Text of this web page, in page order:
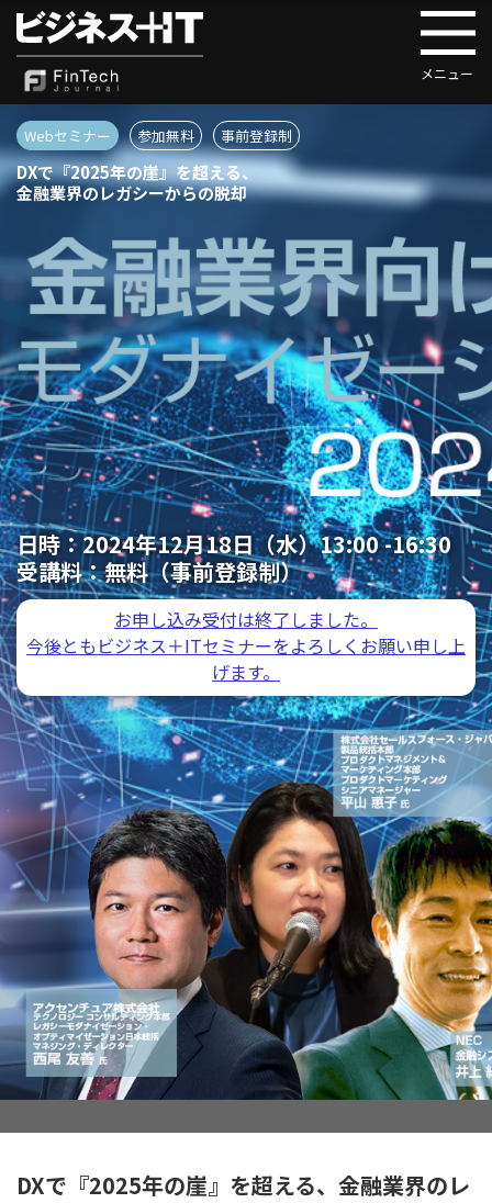
Webセミナー 参加無料 事前登録制
DXで『2025年の崖』を超える、
金融業界のレガシーからの脱却
日時：2024年12月18日（水）13:00 -16:30
受講料：無料（事前登録制）
お申し込み受付は終了しました。
今後ともビジネス＋ITセミナーをよろしくお願い申し上
げます。
DXで『2025年の崖』を超える、金融業界のレ